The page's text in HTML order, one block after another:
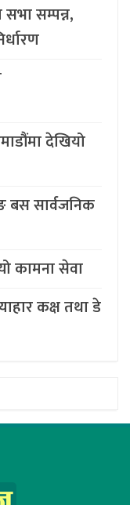
सम्पन्न,
देखियो
बस सार्वजनिक
कामना सेवा
कक्ष तथा डे